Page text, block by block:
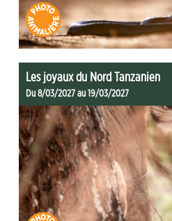
Les joyaux du Nord Tanzanien
Du 8/03/2027 au 19/03/2027